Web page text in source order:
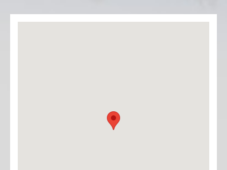
Assistant
d’autonomie